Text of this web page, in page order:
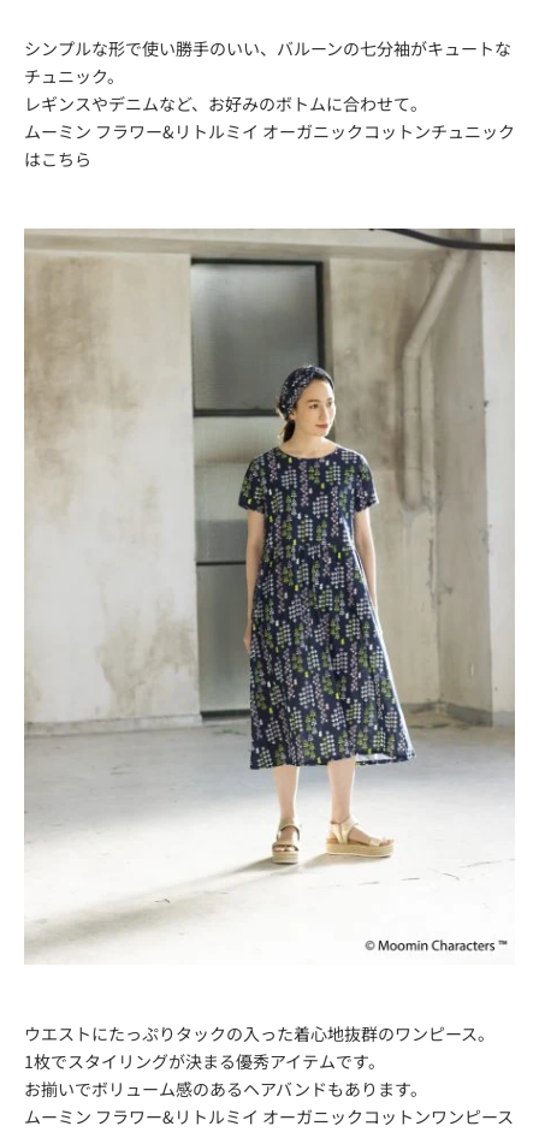
シンプルな形で使い勝手のいい、バルーンの七分袖がキュートな
チュニック。
レギンスやデニムなど、お好みのボトムに合わせて。
ムーミン フラワー&リトルミイ オーガニックコットンチュニック
はこちら
ウエストにたっぷりタックの入った着心地抜群のワンピース。
1枚でスタイリングが決まる優秀アイテムです。
お揃いでボリューム感のあるヘアバンドもあります。
ムーミン フラワー&リトルミイ オーガニックコットンワンピース